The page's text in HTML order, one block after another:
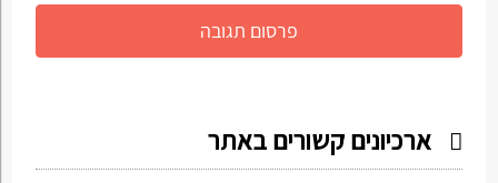
ארכיונים קשורים באתר